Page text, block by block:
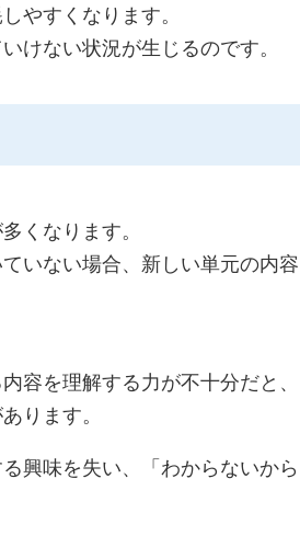
やすくなります。
けない状況が生じるのです。
くなります。
いない場合、新しい単元の内容
容を理解する力が不十分だと、
ります。
興味を失い、「わからないから